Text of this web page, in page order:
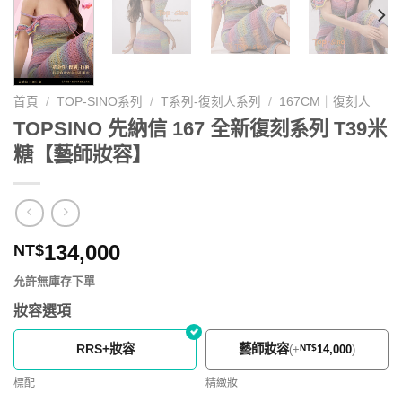
首頁 / TOP-SINO系列 / T系列-復刻人系列 / 167CM｜復刻人
TOPSINO 先納信 167 全新復刻系列 T39米
糖【藝師妝容】
NT$134,000
允許無庫存下單
妝容選項
RRS+妝容
標配
藝師妝容(+NT$14,000)
精緻妝